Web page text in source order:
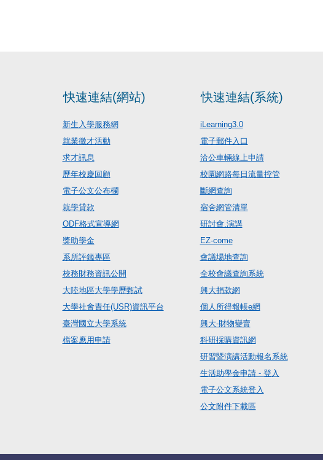
快速連結(網站)
新生入學服務網
就業徵才活動
求才訊息
歷年校慶回顧
電子公文公布欄
就學貸款
ODF格式宣導網
獎助學金
系所評鑑專區
校務財務資訊公開
大陸地區大學學歷甄試
大學社會責任(USR)資訊平台
臺灣國立大學系統
檔案應用申請
快速連結(系統)
iLearning3.0
電子郵件入口
洽公車輛線上申請
校園網路每日流量控管
斷網查詢
宿舍網管清單
研討會.演講
EZ-come
會議場地查詢
全校會議查詢系統
興大捐款網
個人所得報帳e網
興大-財物變賣
科研採購資訊網
研習暨演講活動報名系統
生活助學金申請 - 登入
電子公文系統登入
公文附件下載區